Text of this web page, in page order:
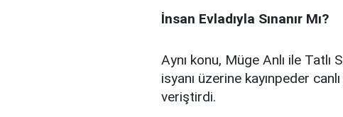
İnsan Evladıyla Sınanır Mı?
Aynı konu, Müge Anlı ile
isyanı üzerine kayınpeder
veriştirdi.